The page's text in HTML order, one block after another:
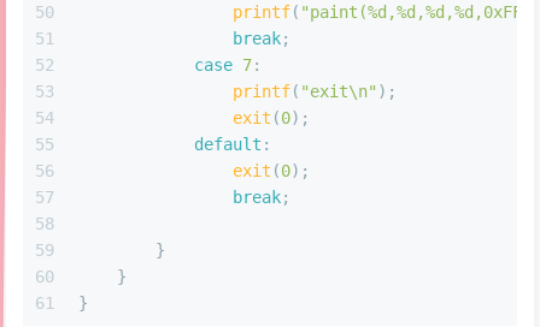
50
51
52
53
54
55
56
57
58
59
60
61
printf(
break;
case 7:
printf( "exit\n" );
exit (0);
default :
exit (0);
break;
        }
    }
}